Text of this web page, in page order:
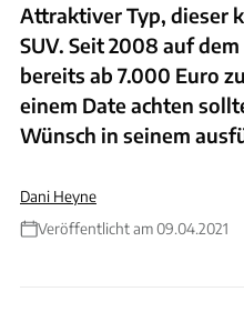
Attraktiver Typ, dieser
SUV. Seit 2008 auf
bereits ab 7.000 Euro
einem Date achten
Wünsch in seinem
Dani Heyne
Veröffentlicht am 09.04.2021